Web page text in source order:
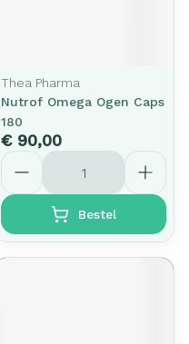
Thea Pharma
Nutrof Omega Ogen Caps
180
€ 90,00
Aantal
Bestel